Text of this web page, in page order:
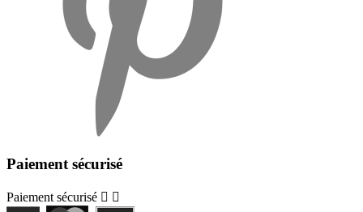
Paiement sécurisé
Paiement sécurisé  